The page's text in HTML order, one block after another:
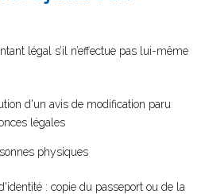
légal s’il n’effectue pas lui-même
d'un avis de modification paru
légales
physiques
: copie du passeport ou de la